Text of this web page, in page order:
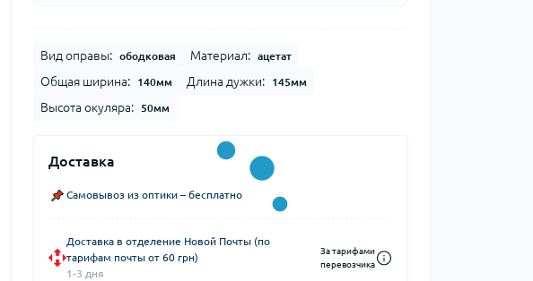
Вид оправы: ободковая Материал: ацетат
Общая ширина: 140мм Длина дужки: 145мм
Высота окуляра: 50мм
Доставка
Самовывоз из оптики – бесплатно
Доставка в отделение Новой Почты (по
тарифам почты от 60 грн)
1-3 дня
За тарифами
перевозчика